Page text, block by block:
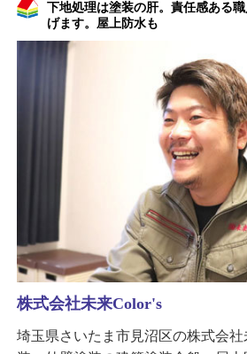
下地処理は塗装の肝。責任感ある
げます。屋上防水も
株式会社未来Color's
埼玉県さいたま市見沼区の株式会社